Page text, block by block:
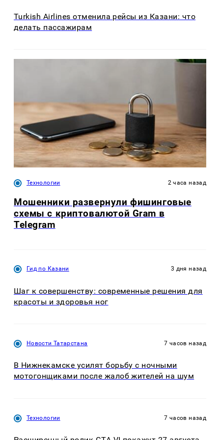
Turkish Airlines отменила рейсы из Казани: что
делать пассажирам
Технологии 2 часа назад
Мошенники развернули фишинговые
схемы с криптовалютой Gram в
Telegram
Гид по Казани 3 дня назад
Шаг к совершенству: современные решения для
красоты и здоровья ног
Новости Татарстана 7 часов назад
В Нижнекамске усилят борьбу с ночными
мотогонщиками после жалоб жителей на шум
Технологии 7 часов назад